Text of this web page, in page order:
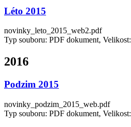
Léto 2015
novinky_leto_2015_web2.pdf
Typ souboru: PDF dokument,
2016
Podzim 2015
novinky_podzim_2015_web.pdf
Typ souboru: PDF dokument,